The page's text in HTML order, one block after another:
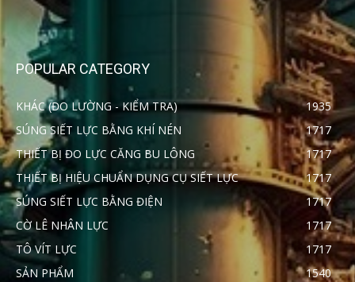
POPULAR CATEGORY
KHÁC (ĐO LƯỜNG - KIỂM TRA)
1935
SÚNG SIẾT LỰC BẰNG KHÍ NÉN
1717
THIẾT BỊ ĐO LỰC CĂNG BU LÔNG
1717
THIẾT BỊ HIỆU CHUẨN DỤNG CỤ SIẾT LỰC
1717
SÚNG SIẾT LỰC BẰNG ĐIỆN
1717
CỜ LÊ NHÂN LỰC
1717
TÔ VÍT LỰC
1717
SẢN PHẨM
1540